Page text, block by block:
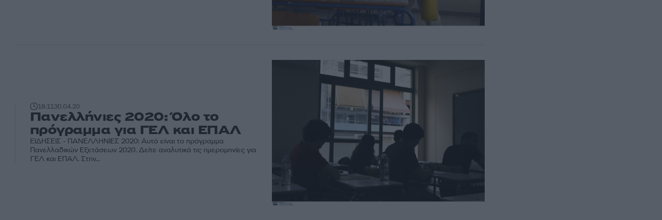
18:1130.04.20
Πανελλήνιες 2020: Όλο το
πρόγραμμα για ΓΕΛ και ΕΠΑΛ
ΕΙΔΗΣΕΙΣ - ΠΑΝΕΛΛΗΝΙΕΣ 2020: Αυτό είναι το πρόγραμμα
Πανελλαδικών Εξετάσεων 2020. Δείτε αναλυτικά τις ημερομηνίες για
ΓΕΛ και ΕΠΑΛ. Στην...